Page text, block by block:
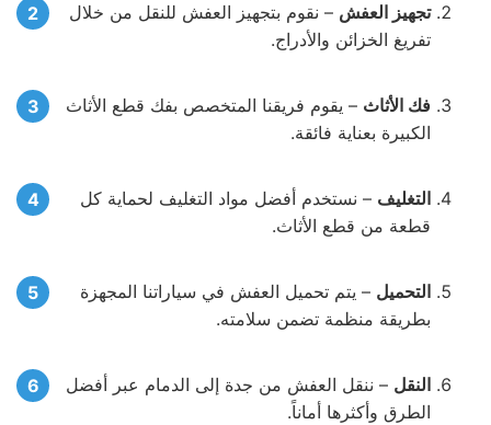
تجهيز العفش – نقوم بتجهيز العفش للنقل من خلال
تفريغ الخزائن والأدراج.
فك الأثاث – يقوم فريقنا المتخصص بفك قطع الأثاث
الكبيرة بعناية فائقة.
التغليف – نستخدم أفضل مواد التغليف لحماية كل
قطعة من قطع الأثاث.
التحميل – يتم تحميل العفش في سياراتنا المجهزة
بطريقة منظمة تضمن سلامته.
النقل – ننقل العفش من جدة إلى الدمام عبر أفضل
الطرق وأكثرها أماناً.